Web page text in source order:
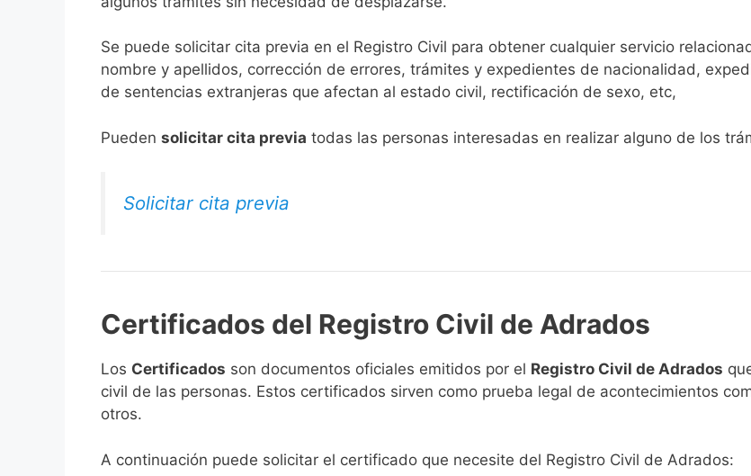
Se puede solicitar cita previa en el Registro Civil para obtener cualquier servicio
nombre y apellidos, corrección de errores, trámites y expedientes de nacionalidad,
de sentencias extranjeras que afectan al estado civil, rectificación de sexo, etc,
​Pueden solicitar cita previa todas las personas interesadas en realizar alguno de los
Solicitar cita previa
Certificados del Registro Civil de Adrados
Los Certificados son documentos oficiales emitidos por el Registro Civil de Adrados
civil de las personas. Estos certificados sirven como prueba legal de acontecimientos
otros.
A continuación puede solicitar el certificado que necesite del Registro Civil de Adrados: